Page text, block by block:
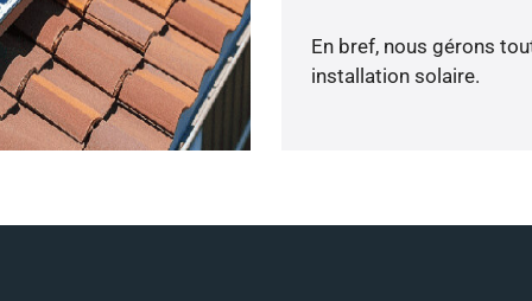
En bref, nous gérons
installation solaire.